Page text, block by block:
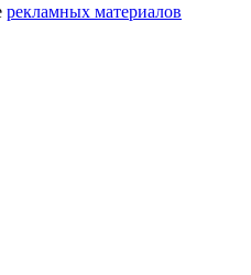
рекламных материалов